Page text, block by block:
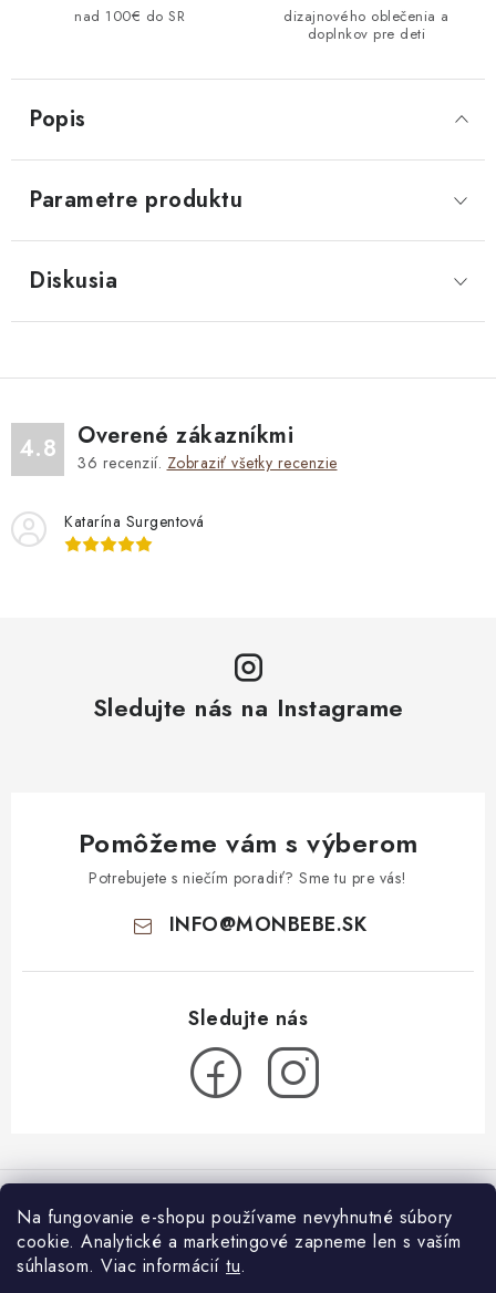
Na fungovanie e-shopu používame nevyhnutné súbory
cookie. Analytické a marketingové zapneme len s vaším
súhlasom. Viac informácií tu.
nad 100€ do SR
dizajnového oblečenia a
doplnkov pre deti
Popis
Parametre produktu
Diskusia
4.8 Overené zákazníkmi
36 recenzií. Zobraziť všetky recenzie
Katarína Surgentová
Sledujte nás na Instagrame
Pomôžeme vám s výberom
Potrebujete s niečím poradiť? Sme tu pre vás!
INFO@MONBEBE.SK
á
O nás
Blog